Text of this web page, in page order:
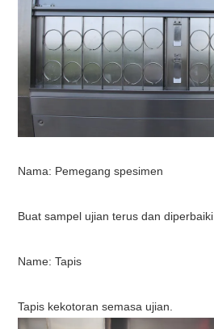
Nama: Pemegang spesimen
Buat sampel ujian terus dan diperbaiki.
Name: Tapis
Tapis kekotoran semasa ujian.